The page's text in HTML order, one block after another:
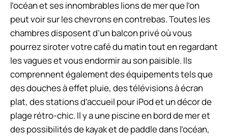
l’océan et ses innombrables lions de mer que l’on
peut voir sur les chevrons en contrebas. Toutes les
chambres disposent d’un balcon privé où vous
pourrez siroter votre café du matin tout en regardant
les vagues et vous endormir au son paisible. Ils
comprennent également des équipements tels que
des douches à effet pluie, des télévisions à écran
plat, des stations d’accueil pour iPod et un décor de
plage rétro-chic. Il y a une piscine en bord de mer et
des possibilités de kayak et de paddle dans l’océan,